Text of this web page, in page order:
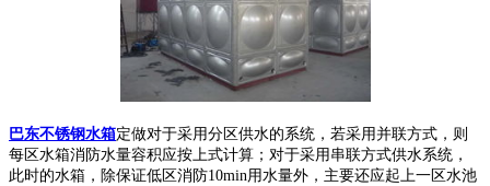
巴东不锈钢水箱定做对于采用分区供水的系统，若采用并联方式，则
每区水箱消防水量容积应按上式计算；对于采用串联方式供水系统，
此时的水箱，除保证低区消防10min用水量外，主要还应起上一区水池